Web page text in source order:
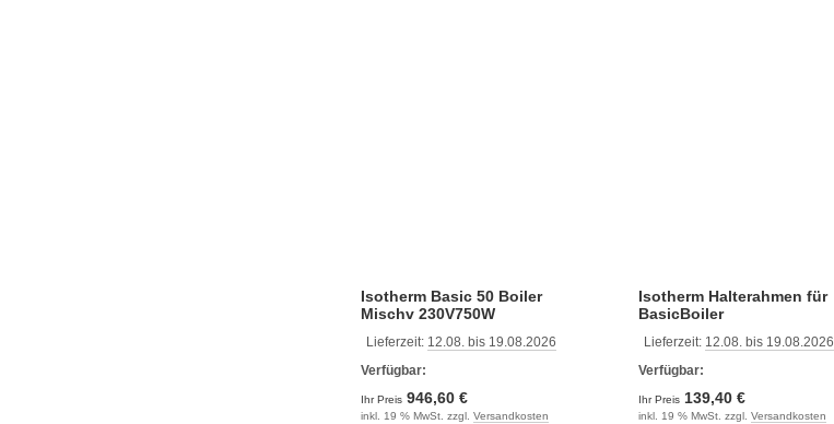
Isotherm Basic 50 Boiler
Mischv 230V750W
Lieferzeit: 12.08. bis 19.08.2026
Verfügbar:
Ihr Preis 946,60 €
inkl. 19 % MwSt. zzgl. Versandkosten
Isotherm Halterahmen für
BasicBoiler
Lieferzeit: 12.08. bis 19.08.2026
Verfügbar:
Ihr Preis 139,40 €
inkl. 19 % MwSt. zzgl. Versandkosten